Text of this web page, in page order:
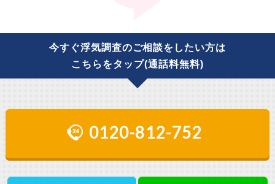
今すぐ浮気調査のご相談をしたい方は
こちらをタップ(通話料無料)
0120-812-752